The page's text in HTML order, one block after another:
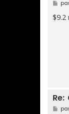
M
e
s
s
$9.2
M